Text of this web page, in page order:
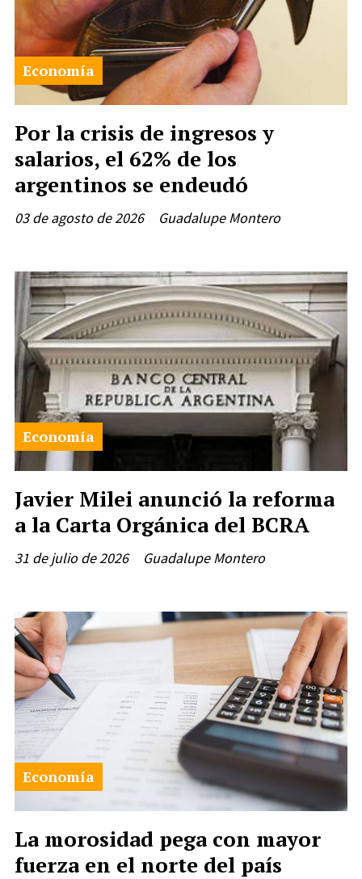
Por la crisis de ingresos y
salarios, el 62% de los
argentinos se endeudó
Guadalupe Montero
Economía
03 de agosto de 2026
Javier Milei anunció la reforma
a la Carta Orgánica del BCRA
Guadalupe Montero
Economía
31 de julio de 2026
La morosidad pega con mayor
fuerza en el norte del país
Economía